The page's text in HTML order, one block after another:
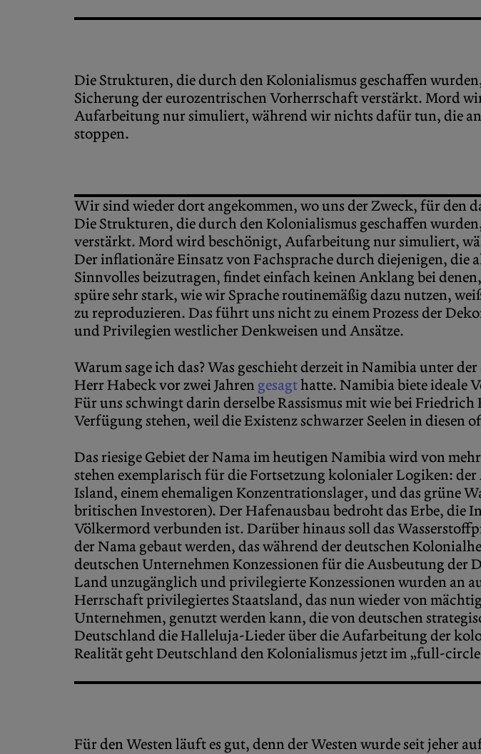
Die Strukturen, die durch den Kolonialismus geschaffen
Sicherung der eurozentrischen Vorherrschaft verstärkt. Mord
Aufarbeitung nur simuliert, während wir nichts dafür tun, die
stoppen.
Wir sind wieder dort angekommen, wo uns der Zweck, für den
Die Strukturen, die durch den Kolonialismus geschaffen
verstärkt. Mord wird beschönigt, Aufarbeitung nur simuliert,
Der inflationäre Einsatz von Fachsprache durch diejenigen, die
Sinnvolles beizutragen, findet einfach keinen Anklang bei
spüre sehr stark, wie wir Sprache routinemäßig dazu nutzen,
zu reproduzieren. Das führt uns nicht zu einem Prozess der
und Privilegien westlicher Denkweisen und Ansätze.
Warum sage ich das? Was geschieht derzeit in Namibia unter
Herr Habeck vor zwei Jahren gesagthatte. Namibia biete ideale
Für uns schwingt darin derselbe Rassismus mit wie bei
Verfügung stehen, weil die Existenz schwarzer Seelen in diesen
Das riesige Gebiet der Nama im heutigen Namibia wird von
stehen exemplarisch für die Fortsetzung kolonialer Logiken:
Island, einem ehemaligen Konzentrationslager, und das grüne
britischen Investoren). Der Hafenausbau bedroht das Erbe, die
Völkermord verbunden ist. Darüber hinaus soll das
der Nama gebaut werden, das während der deutschen
deutschen Unternehmen Konzessionen für die Ausbeutung
Land unzugänglich und privilegierte Konzessionen wurden an
Herrschaft privilegiertes Staatsland, das nun wieder von
Unternehmen, genutzt werden kann, die von deutschen
Deutschland die Halleluja-Lieder über die Aufarbeitung der
Realität geht Deutschland den Kolonialismus jetzt im „full-circle
Für den Westen läuft es gut, denn der Westen wurde seit jeher